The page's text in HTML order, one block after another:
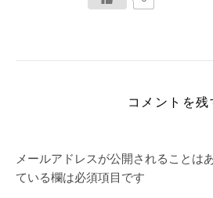
コメントを残
メールアドレスが公開されることは
ている欄は必須項目です